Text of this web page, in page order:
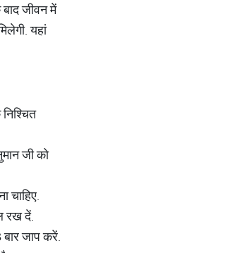
जीवन में
यहां
जी को
चाहिए.
रख दें.
जाप करें.